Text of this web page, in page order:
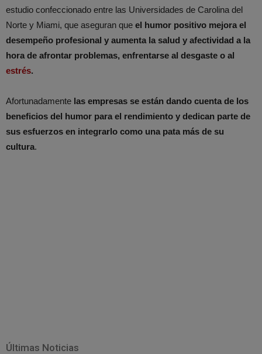
estudio confeccionado entre las Universidades de Carolina del
Norte y Miami, que aseguran que el humor positivo mejora el
desempeño profesional y aumenta la salud y afectividad a la
hora de afrontar problemas, enfrentarse al desgaste o al
estrés.
Afortunadamente las empresas se están dando cuenta de los
beneficios del humor para el rendimiento y dedican parte de
sus esfuerzos en integrarlo como una pata más de su
cultura.
Últimas Noticias